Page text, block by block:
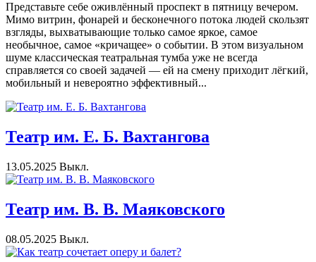
Представьте себе оживлённый проспект в пятницу вечером.
Мимо витрин, фонарей и бесконечного потока людей скользят
взгляды, выхватывающие только самое яркое, самое
необычное, самое «кричащее» о событии. В этом визуальном
шуме классическая театральная тумба уже не всегда
справляется со своей задачей — ей на смену приходит лёгкий,
мобильный и невероятно эффективный...
Театр им. Е. Б. Вахтангова
13.05.2025 Выкл.
Театр им. В. В. Маяковского
08.05.2025 Выкл.